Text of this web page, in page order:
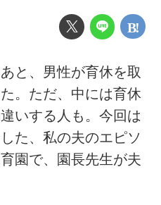
と、男性が育休を取
。ただ、中には育休
いする人も。今回は
た、私の夫のエピソ
園で、園長先生が夫